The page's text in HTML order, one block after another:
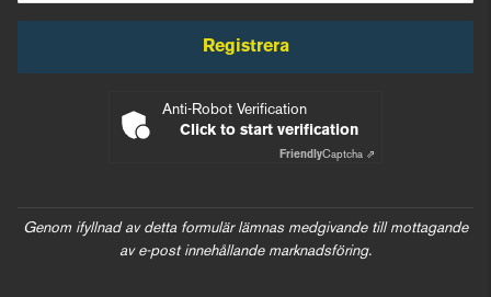
Registrera
Anti-Robot Verification
Click to start verification
FriendlyCaptcha ⇗
Genom ifyllnad av detta formulär lämnas medgivande till mottagande
av e-post innehållande marknadsföring.